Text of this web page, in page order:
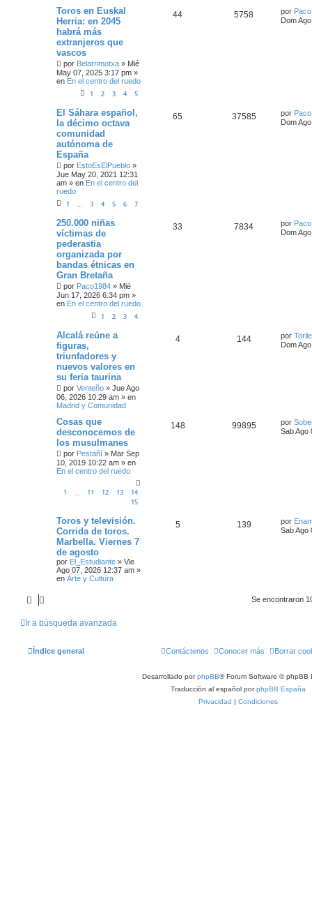
Toros en Euskal
Herria: en 2045
habrá más
extranjeros que
vascos
por Belarrimotxa » Mié
May 07, 2025 3:17 pm »
en En el centro del ruedo
1 2 3 4 5
44 5758 por
Dom
El Sáhara español,
la décimo octava
comunidad
autónoma de
España
por EstoEsElPueblo »
Jue May 20, 2021 12:31
am » en En el centro del
ruedo
1 3 4 5 6 7
65 37585 por
Dom
250.000 niñas
víctimas de
pederastia
organizada por
bandas étnicas en
Gran Bretaña
por Paco1984 » Mié
Jun 17, 2026 6:34 pm »
en En el centro del ruedo
1 2 3 4
33 7834 por
Dom
Alcalá reúne a
figuras,
triunfadores y
nuevos valores en
su feria taurina
por Venteño » Jue Ago
06, 2026 10:29 am » en
Madrid y Comunidad
4 144 por
Dom
Cosas que
desconocemos de
los musulmanes
por Pestañí » Mar Sep
10, 2019 10:22 am » en
En el centro del ruedo
1 11 12 13
14
15
148 99895 por
Sab Ago
Toros y televisión.
Corrida de toros.
Marbella. Viernes 7
de agosto
por El_Estudiante » Vie
Ago 07, 2026 12:37 am »
en Arte y Cultura
5 139 por
Sab Ago
Se encontraron
Ir a búsqueda avanzada
Índice general Borrar
Conocer más
Contáctenos
Desarrollado porphpBB® Forum Software © phpBB
Traducción al español porphpBB España
Privacidad | Condiciones